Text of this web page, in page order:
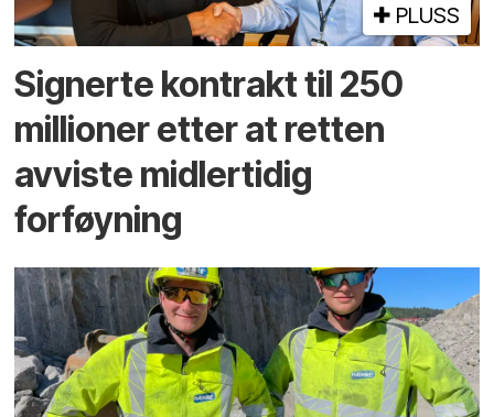
PLUSS
Signerte kontrakt til 250
millioner etter at retten
avviste midlertidig
forføyning